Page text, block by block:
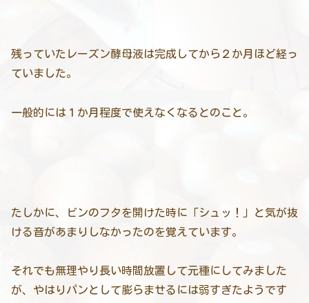
残っていたレーズン酵母液は完成してから２か月ほど経っ
ていました。
一般的には１か月程度で使えなくなるとのこと。
たしかに、ビンのフタを開けた時に「シュッ！」と気が抜
ける音があまりしなかったのを覚えています。
それでも無理やり長い時間放置して元種にしてみました
が、やはりパンとして膨らませるには弱すぎたようです